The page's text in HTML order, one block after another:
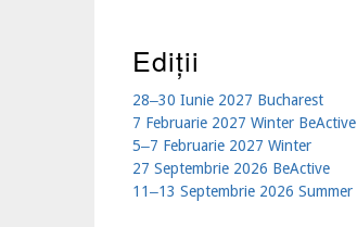
Ediții
28‒30 Iunie 2027 Bucharest
7 Februarie 2027 Winter BeActive
5‒7 Februarie 2027 Winter
27 Septembrie 2026 BeActive
11‒13 Septembrie 2026 Summer